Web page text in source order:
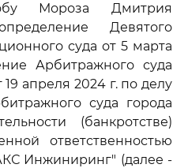
Мороза Дмитрия
Девятого
суда от 5 марта
Арбитражного суда
апреля 2024 г. по делу
суда города
(банкротстве)
ответственностью
Инжиниринг" (далее -